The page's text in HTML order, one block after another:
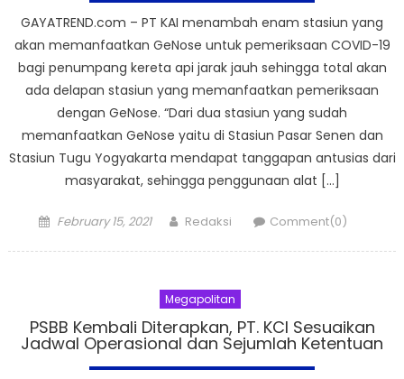
GAYATREND.com – PT KAI menambah enam stasiun yang
akan memanfaatkan GeNose untuk pemeriksaan COVID-19
bagi penumpang kereta api jarak jauh sehingga total akan
ada delapan stasiun yang memanfaatkan pemeriksaan
dengan GeNose. “Dari dua stasiun yang sudah
memanfaatkan GeNose yaitu di Stasiun Pasar Senen dan
Stasiun Tugu Yogyakarta mendapat tanggapan antusias dari
masyarakat, sehingga penggunaan alat […]
Posted
February 15, 2021 Author
Redaksi Comment(0)
Megapolitan
PSBB Kembali Diterapkan, PT. KCI Sesuaikan
Jadwal Operasional dan Sejumlah Ketentuan